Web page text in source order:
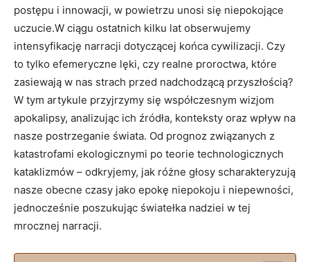
postępu i innowacji, w powietrzu unosi się niepokojące
uczucie.W ciągu ostatnich kilku lat obserwujemy
intensyfikację narracji dotyczącej końca cywilizacji. Czy
to tylko efemeryczne lęki, czy realne proroctwa, które
zasiewają w nas strach przed nadchodzącą przyszłością?
W tym artykule przyjrzymy się współczesnym wizjom
apokalipsy, analizując ich źródła, konteksty oraz wpływ na
nasze postrzeganie świata. Od prognoz związanych z
katastrofami ekologicznymi po teorie technologicznych
kataklizmów – odkryjemy, jak różne głosy scharakteryzują
nasze obecne czasy jako epokę niepokoju i niepewności,
jednocześnie poszukując światełka nadziei w tej
mrocznej narracji.